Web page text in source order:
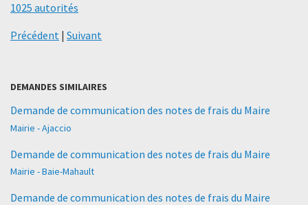
1025 autorités
Précédent | Suivant
DEMANDES SIMILAIRES
Demande de communication des notes de frais du Maire
Mairie - Ajaccio
Demande de communication des notes de frais du Maire
Mairie - Baie-Mahault
Demande de communication des notes de frais du Maire